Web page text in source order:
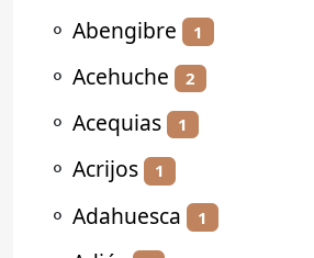
⚬ Abengibre 1
⚬ Acehuche 2
⚬ Acequias 1
⚬ Acrijos 1
⚬ Adahuesca 1